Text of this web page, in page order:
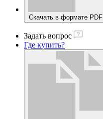
Скачать в формате PDF
Задать вопрос
Где купить?